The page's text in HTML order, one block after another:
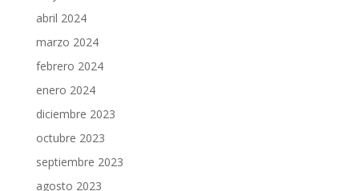
abril 2024
marzo 2024
febrero 2024
enero 2024
diciembre 2023
octubre 2023
septiembre 2023
agosto 2023